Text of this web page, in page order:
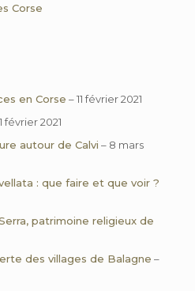
Corse
en Corse – 11 février 2021
février 2021
autour de Calvi – 8 mars
: que faire et que voir ?
patrimoine religieux de
des villages de Balagne –